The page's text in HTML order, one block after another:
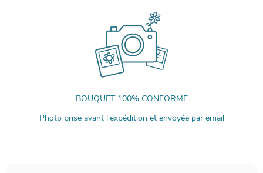
BOUQUET 100% CONFORME
Photo prise avant l'expédition et envoyée par email